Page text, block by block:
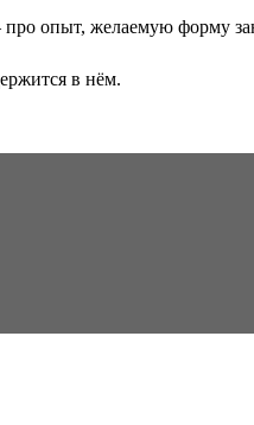
опыт, желаемую форму
в нём.